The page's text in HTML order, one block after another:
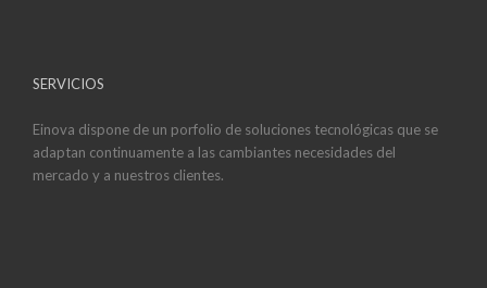
SERVICIOS
Einova dispone de un porfolio de soluciones tecnológicas que se
adaptan continuamente a las cambiantes necesidades del
mercado y a nuestros clientes.